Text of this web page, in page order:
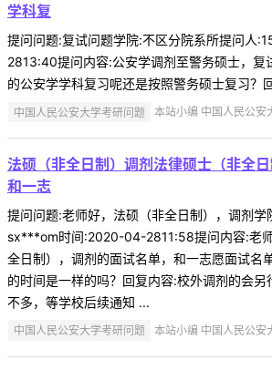
学科复
提问问题:复试问题学院:不区分院系所提问人
2813:40提问内容:公安学调剂至警务硕士，复
的公安学学科复习呢还是按照警务硕士复习？
中国人民公安大学考研问题 本站小编 中国人民公
法硕（非全日制）调剂法律硕士（非全
和一志
提问问题:老师好，法硕（非全日制），调剂学
sx***om时间:2020-04-2811:58提问内容:老
全日制），调剂的面试名单，和一志愿面试名
的时间是一样的吗？回复内容:校外调剂的会
不多，等学校后续通知 ...
中国人民公安大学考研问题 本站小编 中国人民公